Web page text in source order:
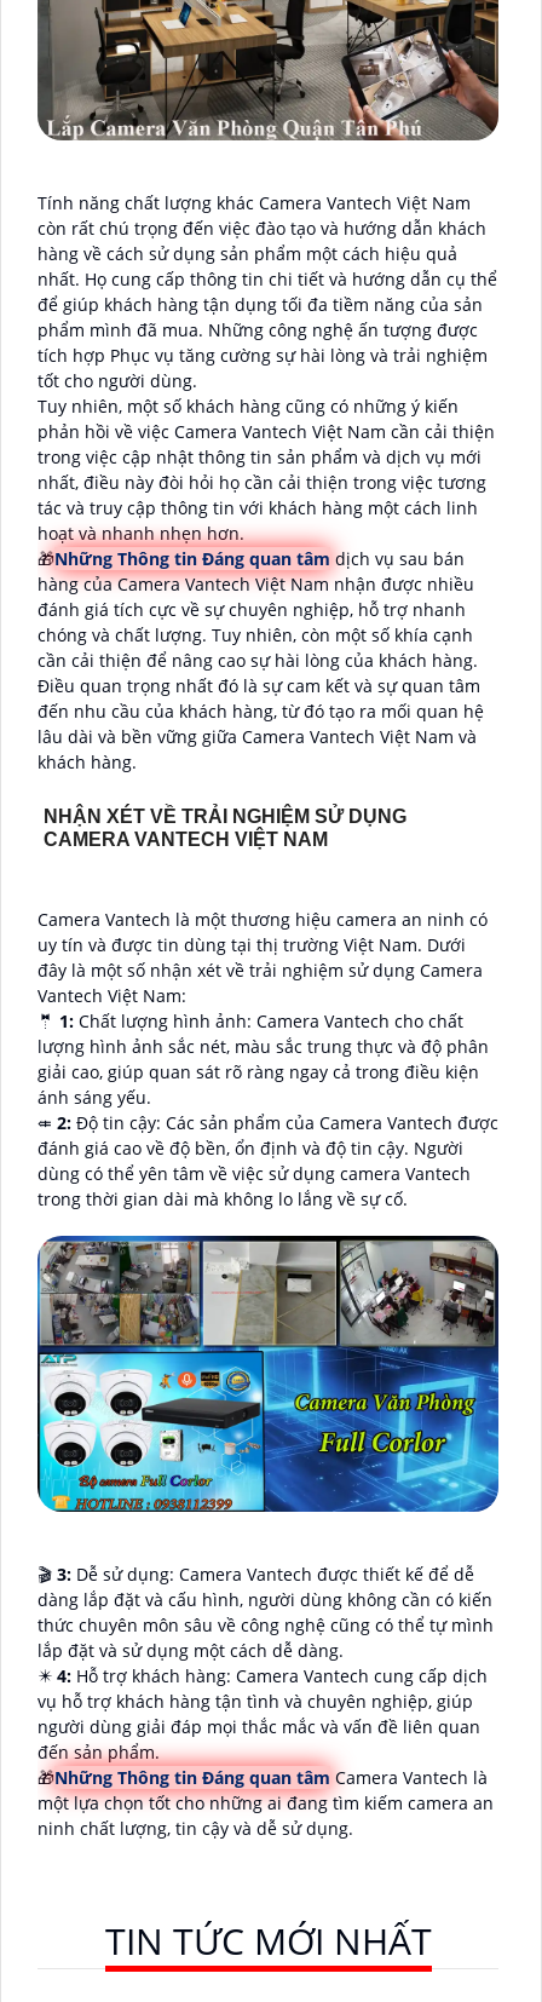
Tính năng chất lượng khác Camera Vantech Việt Nam
còn rất chú trọng đến việc đào tạo và hướng dẫn khách
hàng về cách sử dụng sản phẩm một cách hiệu quả
nhất. Họ cung cấp thông tin chi tiết và hướng dẫn cụ thể
để giúp khách hàng tận dụng tối đa tiềm năng của sản
phẩm mình đã mua. Những công nghệ ấn tượng được
tích hợp Phục vụ tăng cường sự hài lòng và trải nghiệm
tốt cho người dùng.
Tuy nhiên, một số khách hàng cũng có những ý kiến
phản hồi về việc Camera Vantech Việt Nam cần cải thiện
trong việc cập nhật thông tin sản phẩm và dịch vụ mới
nhất, điều này đòi hỏi họ cần cải thiện trong việc tương
tác và truy cập thông tin với khách hàng một cách linh
hoạt và nhanh nhẹn hơn.
🎁Những Thông tin Đáng quan tâm dịch vụ sau bán
hàng của Camera Vantech Việt Nam nhận được nhiều
đánh giá tích cực về sự chuyên nghiệp, hỗ trợ nhanh
chóng và chất lượng. Tuy nhiên, còn một số khía cạnh
cần cải thiện để nâng cao sự hài lòng của khách hàng.
Điều quan trọng nhất đó là sự cam kết và sự quan tâm
đến nhu cầu của khách hàng, từ đó tạo ra mối quan hệ
lâu dài và bền vững giữa Camera Vantech Việt Nam và
khách hàng.
NHẬN XÉT VỀ TRẢI NGHIỆM SỬ DỤNG
CAMERA VANTECH VIỆT NAM
Camera Vantech là một thương hiệu camera an ninh có
uy tín và được tin dùng tại thị trường Việt Nam. Dưới
đây là một số nhận xét về trải nghiệm sử dụng Camera
Vantech Việt Nam:
🤵 1: Chất lượng hình ảnh: Camera Vantech cho chất
lượng hình ảnh sắc nét, màu sắc trung thực và độ phân
giải cao, giúp quan sát rõ ràng ngay cả trong điều kiện
ánh sáng yếu.
⤂ 2: Độ tin cậy: Các sản phẩm của Camera Vantech được
đánh giá cao về độ bền, ổn định và độ tin cậy. Người
dùng có thể yên tâm về việc sử dụng camera Vantech
trong thời gian dài mà không lo lắng về sự cố.
🎬 3: Dễ sử dụng: Camera Vantech được thiết kế để dễ
dàng lắp đặt và cấu hình, người dùng không cần có kiến
thức chuyên môn sâu về công nghệ cũng có thể tự mình
lắp đặt và sử dụng một cách dễ dàng.
✴️ 4: Hỗ trợ khách hàng: Camera Vantech cung cấp dịch
vụ hỗ trợ khách hàng tận tình và chuyên nghiệp, giúp
người dùng giải đáp mọi thắc mắc và vấn đề liên quan
đến sản phẩm.
🎁Những Thông tin Đáng quan tâm Camera Vantech là
một lựa chọn tốt cho những ai đang tìm kiếm camera an
ninh chất lượng, tin cậy và dễ sử dụng.
TIN TỨC MỚI NHẤT